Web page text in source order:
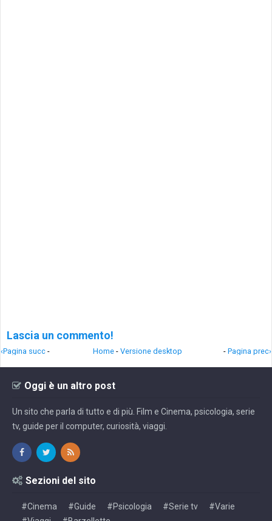
Lascia un commento!
‹Pagina succ - - Pagina prec›
Home - Versione desktop
Oggi è un altro post
Un sito che parla di tutto e di più. Film e Cinema, psicologia, serie
tv, guide per il computer, curiosità, viaggi.
Sezioni del sito
#Cinema #Guide #Psicologia #Serie tv
#Varie